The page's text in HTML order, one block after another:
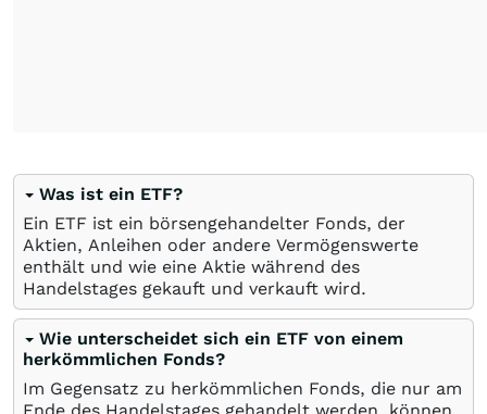
Was ist ein ETF?
Ein ETF ist ein börsengehandelter Fonds, der
Aktien, Anleihen oder andere Vermögenswerte
enthält und wie eine Aktie während des
Handelstages gekauft und verkauft wird.
Wie unterscheidet sich ein ETF von einem
herkömmlichen Fonds?
Im Gegensatz zu herkömmlichen Fonds, die nur am